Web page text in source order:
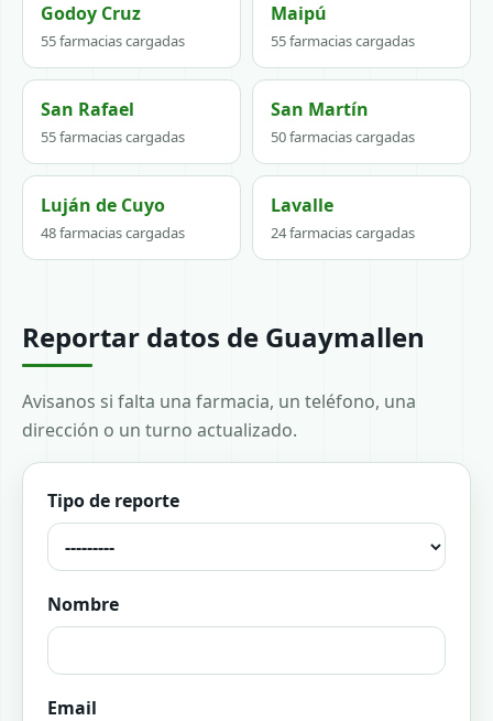
Godoy Cruz
55 farmacias cargadas
Maipú
55 farmacias cargadas
San Rafael
55 farmacias cargadas
San Martín
50 farmacias cargadas
Luján de Cuyo
48 farmacias cargadas
Lavalle
24 farmacias cargadas
Reportar datos de Guaymallen
Avisanos si falta una farmacia, un teléfono, una
dirección o un turno actualizado.
Tipo de reporte
Nombre
Email